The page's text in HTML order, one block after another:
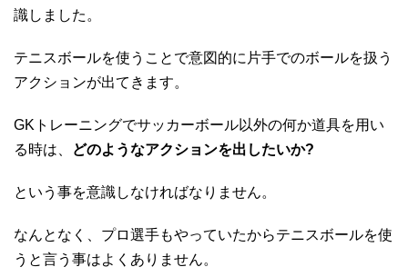
識しました。
テニスボールを使うことで意図的に片手でのボールを扱う
アクションが出てきます。
GKトレーニングでサッカーボール以外の何か道具を用い
る時は、
どのようなアクションを出したいか?
という事を意識しなければなりません。
なんとなく、プロ選手もやっていたからテニスボールを使
うと言う事はよくありません。